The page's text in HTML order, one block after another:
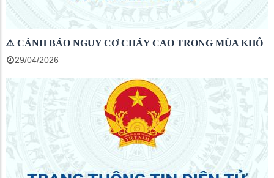
⚠️ CẢNH BÁO NGUY CƠ CHÁY CAO TRONG MÙA KHÔ
29/04/2026